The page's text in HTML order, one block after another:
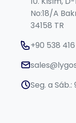
No:18/A
34158 TR
+90 538 416
Seg. a